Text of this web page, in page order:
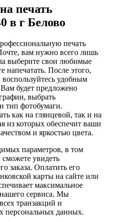
печать
в г Белово
печать
вам нужно всего лишь
выберите свои любимые
напечатать. После этого,
удобным
будет предложено
выбрать
тип фотобумаги.
как на глянцевой, так и на
из которых обеспечит ваши
и яркостью цвета.
параметров, в том
увидеть
заказа. Оплатить его
карты на сайте или
максимальное
сервиса. Мы
транзакций и
персональных данных.